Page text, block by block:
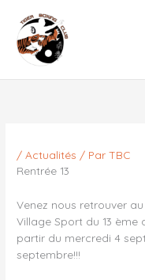
contenu
/Actualités / ParTBC
Rentrée 13
Venez nous retrouver
Village Sport du 13 ème
partir du mercredi 4
septembre!!!